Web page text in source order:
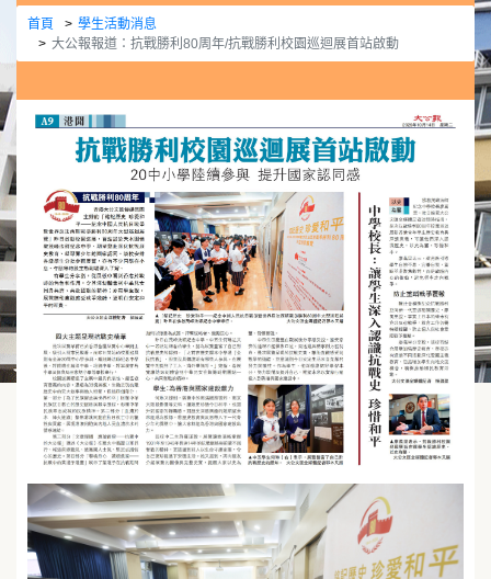
首頁
學生活動消息
大公報報道：抗戰勝利80周年/抗戰勝利校園巡迴展首站啟動